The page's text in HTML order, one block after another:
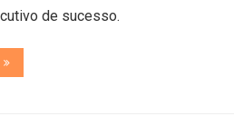
de sucesso.